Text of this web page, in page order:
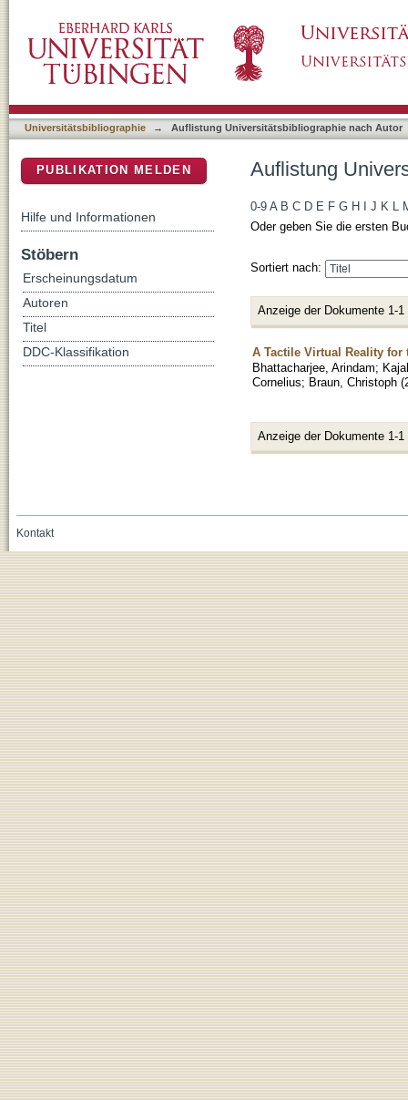
Universitätsbibliographie → Auflistung Universitätsbibliographie nach Autor
Auflistung
0-9 A B C D E F G H J K L
Oder geben Sie die ersten
Sortiert nach:
Anzeige der Dokumente 1-1
A Tactile Virtual Reality
Bhattacharjee, Arindam;
Cornelius; Braun, Christoph (
Anzeige der Dokumente 1-1
PUBLIKATION MELDEN
Hilfe und Informationen
Stöbern
Erscheinungsdatum
Autoren
Titel
DDC-Klassifikation
Kontakt